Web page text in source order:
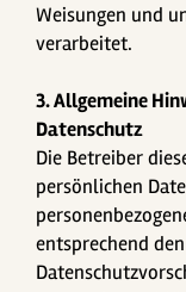
Weisungen und
verarbeitet.
3. Allgemeine
Datenschutz
Die Betreiber
persönlichen
entsprechend